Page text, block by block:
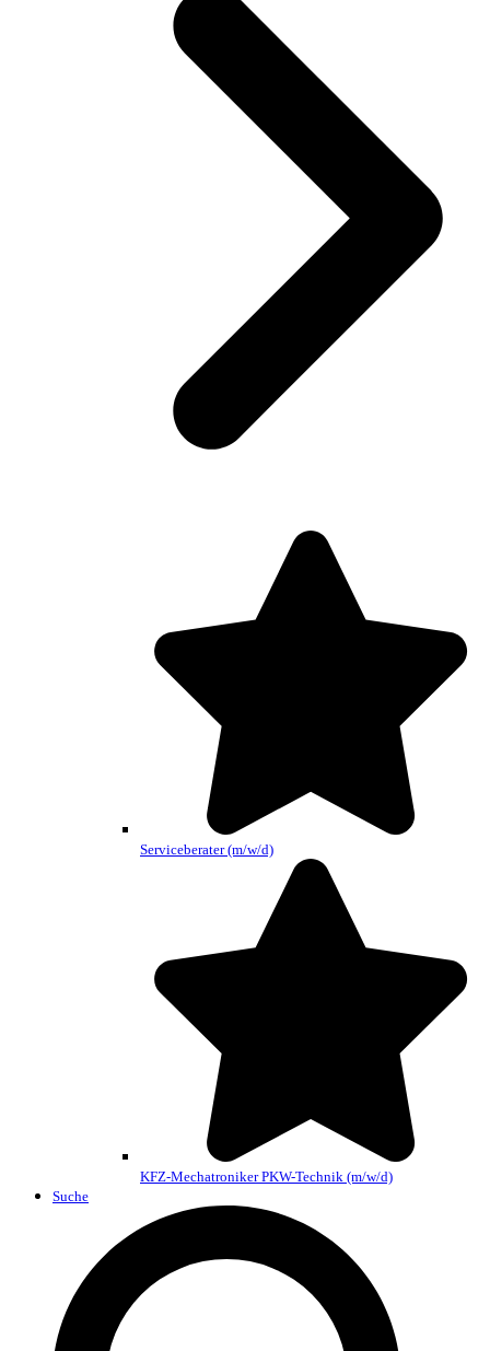
Serviceberater (m/w/d)
KFZ-Mechatroniker PKW-Technik (m/w/d)
Suche